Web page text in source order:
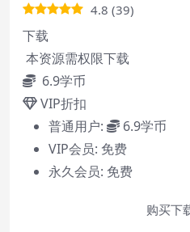
4.8 (39)
下载
本资源需权限下载
6.9学币
VIP折扣
普通用户:
6.9学币
VIP会员: 免费
永久会员: 免费
购买下